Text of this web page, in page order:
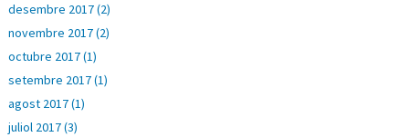
desembre 2017 (2)
novembre 2017 (2)
octubre 2017 (1)
setembre 2017 (1)
agost 2017 (1)
juliol 2017 (3)